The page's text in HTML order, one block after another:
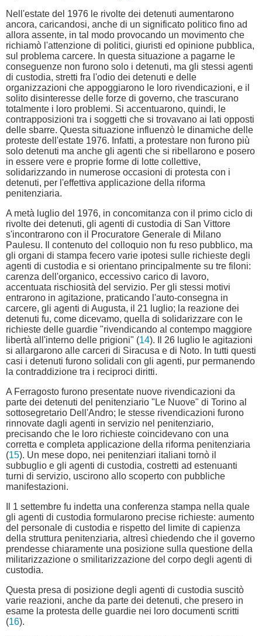
Nell'estate del 1976 le rivolte dei detenuti aumentarono
ancora, caricandosi, anche di un significato politico fino ad
allora assente, in tal modo provocando un movimento che
richiamò l'attenzione di politici, giuristi ed opinione pubblica,
sul problema carcere. In questa situazione a pagarne le
conseguenze non furono solo i detenuti, ma gli stessi agenti
di custodia, stretti fra l'odio dei detenuti e delle
organizzazioni che appoggiarono le loro rivendicazioni, e il
solito disinteresse delle forze di governo, che trascurano
totalmente i loro problemi. Si accentuarono, quindi, le
contrapposizioni tra i soggetti che si trovavano ai lati opposti
delle sbarre. Questa situazione influenzò le dinamiche delle
proteste dell'estate 1976. Infatti, a protestare non furono più
solo detenuti ma anche gli agenti che si ribellarono e posero
in essere vere e proprie forme di lotte collettive,
solidarizzando in numerose occasioni di protesta con i
detenuti, per l'effettiva applicazione della riforma
penitenziaria.
A metà luglio del 1976, in concomitanza con il primo ciclo di
rivolte dei detenuti, gli agenti di custodia di San Vittore
s'incontrarono con il Procuratore Generale di Milano
Paulesu. Il contenuto del colloquio non fu reso pubblico, ma
gli organi di stampa fecero varie ipotesi sulle richieste degli
agenti di custodia e si orientano principalmente su tre filoni:
carenza dell'organico, eccessivo carico di lavoro,
accentuata rischiosità del servizio. Per gli stessi motivi
entrarono in agitazione, praticando l'auto-consegna in
carcere, gli agenti di Augusta, il 21 luglio; la reazione dei
detenuti fu, come dicevamo, quella di solidarizzare con le
richieste delle guardie "rivendicando al contempo maggiore
libertà all'interno delle prigioni" (14). Il 26 luglio le agitazioni
si allargarono alle carceri di Siracusa e di Noto. In tutti questi
casi i detenuti furono solidali con gli agenti, pur permanendo
la contraddizione tra i reciproci diritti.
A Ferragosto furono presentate nuove rivendicazioni da
parte dei detenuti del penitenziario "Le Nuove" di Torino al
sottosegretario Dell'Andro; le stesse rivendicazioni furono
rinnovate dagli agenti in servizio nel penitenziario,
precisando che le loro richieste coincidevano con una
corretta e completa applicazione della riforma penitenziaria
(15). Un mese dopo, nei penitenziari italiani tornò il
subbuglio e gli agenti di custodia, costretti ad estenuanti
turni di servizio, uscirono allo scoperto con pubbliche
manifestazioni.
Il 1 settembre fu indetta una conferenza stampa nella quale
gli agenti di custodia formularono precise richieste: aumento
del personale di custodia e rispetto del limite di capienza
della struttura penitenziaria, altresì chiedendo che il governo
prendesse chiaramente una posizione sulla questione della
militarizzazione o smilitarizzazione del corpo degli agenti di
custodia.
Questa presa di posizione degli agenti di custodia suscitò
varie reazioni, anche da parte dei detenuti, che presero in
esame la protesta delle guardie nei loro documenti scritti
(16).